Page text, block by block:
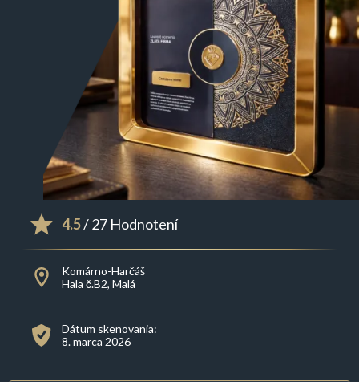
4.5/ 27 Hodnotení
Komárno-Harčáš
Hala č.B2, Malá
Dátum skenovania:
8. marca 2026